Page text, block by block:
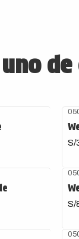
de
S/
S/